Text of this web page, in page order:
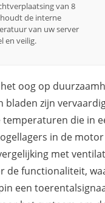
van 8
de interne
van uw server
en veilig.
oog op
zijn
die in
in de
met
de functionaliteit,
een